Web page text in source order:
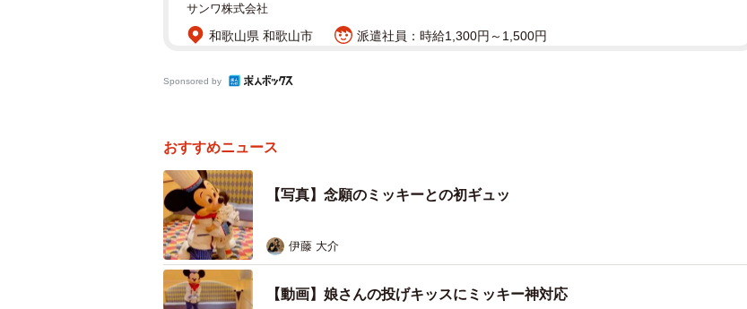
ルに足を運び、ホテル内のレストランでシェフ姿のミッキーと写真を撮るのを楽しみにして
いました。でも当時はコロナ禍でミッキーとの触れ合いはNG。娘さんはソーシャルディン
5月8日、ついにハグが解禁され、娘さんは一目散にミッキーの元へ駆け出しました。お母さ
2歳から「ミッキーにぎゅーしたい」
サンワ株式会社
和歌山県 和歌山市 派遣社員：時給1,300円～1,500円
Sponsored by
おすすめニュース
【写真】念願のミッキーとの初ギュッ
伊藤 大介
【動画】娘さんの投げキッスにミッキー神対応